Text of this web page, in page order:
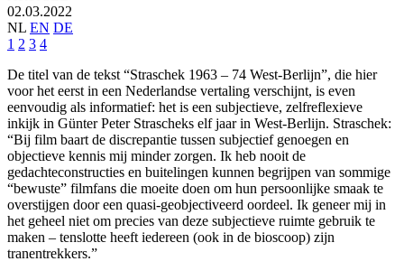
02.03.2022
NL EN DE
1 2 3 4
De titel van de tekst “Straschek 1963 – 74 West-Berlijn”, die hier
voor het eerst in een Nederlandse vertaling verschijnt, is even
eenvoudig als informatief: het is een subjectieve, zelfreflexieve
inkijk in Günter Peter Strascheks elf jaar in West-Berlijn. Straschek:
“Bij film baart de discrepantie tussen subjectief genoegen en
objectieve kennis mij minder zorgen. Ik heb nooit de
gedachteconstructies en buitelingen kunnen begrijpen van sommige
“bewuste” filmfans die moeite doen om hun persoonlijke smaak te
overstijgen door een quasi-geobjectiveerd oordeel. Ik geneer mij in
het geheel niet om precies van deze subjectieve ruimte gebruik te
maken – tenslotte heeft iedereen (ook in de bioscoop) zijn
tranentrekkers.”